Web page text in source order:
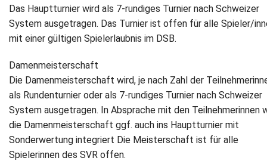
Das Hauptturnier wird als 7-rundiges Turnier nach Schweizer
System ausgetragen. Das Turnier ist offen für alle Spieler/
mit einer gültigen Spielerlaubnis im DSB.
Damenmeisterschaft
Die Damenmeisterschaft wird, je nach Zahl der
als Rundenturnier oder als 7-rundiges Turnier nach Schweizer
System ausgetragen. In Absprache mit den Teilnehmerinnen
die Damenmeisterschaft ggf. auch ins Hauptturnier mit
Sonderwertung integriert Die Meisterschaft ist für alle
Spielerinnen des SVR offen.